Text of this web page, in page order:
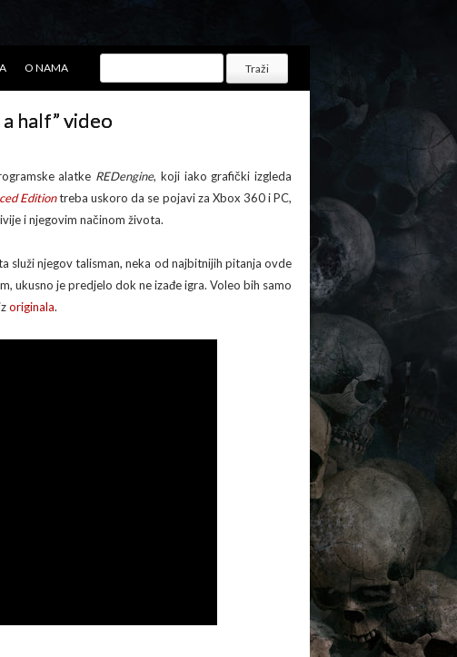
O NAMA
half” video
alatke REDengine, koji iako grafički izgleda
Editiontreba uskoro da se pojavi za Xbox 360 i PC,
i njegovim načinom života.
služi njegov talisman, neka od najbitnijih pitanja ovde
ukusno je predjelo dok ne izađe igra. Voleo bih samo
originala.